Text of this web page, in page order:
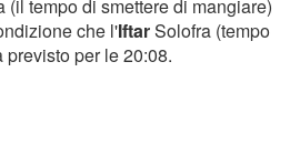
(il tempo di smettere di mangiare)
che l'IftarSolofra (tempo
per le 20:08.